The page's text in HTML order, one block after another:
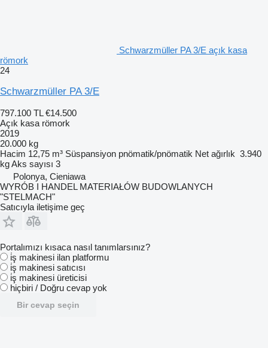
Schwarzmüller PA 3/E açık kasa
römork
24
Schwarzmüller PA 3/E
797.100 TL €14.500
Açık kasa römork
2019
20.000 kg
Hacim 12,75 m³ Süspansiyon pnömatik/pnömatik Net ağırlık 3.940
kgAks sayısı 3
Polonya, Cieniawa
WYRÓB I HANDEL MATERIAŁÓW BUDOWLANYCH
"STELMACH"
Satıcıyla iletişime geç
Portalımızı kısaca nasıl tanımlarsınız?
i̇ş makinesi ilan platformu
i̇ş makinesi satıcısı
i̇ş makinesi üreticisi
hiçbiri / Doğru cevap yok
Bir cevap seçin